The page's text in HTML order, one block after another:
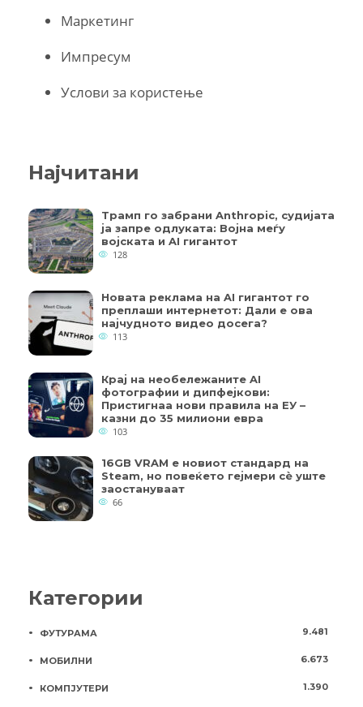
Маркетинг
Импресум
Услови за користење
Најчитани
Трамп го забрани Anthropic, судијата
ја запре одлуката: Војна меѓу
војската и AI гигантот
128
Новата реклама на AI гигантот го
преплаши интернетот: Дали е ова
најчудното видео досега?
113
Крај на необележаните AI
фотографии и дипфејкови:
Пристигнаа нови правила на ЕУ –
казни до 35 милиони евра
103
16GB VRAM е новиот стандард на
Steam, но повеќето гејмери ​​сè уште
заостануваат
66
Категории
ФУТУРАМА 9.481
МОБИЛНИ 6.673
КОМПЈУТЕРИ 1.390